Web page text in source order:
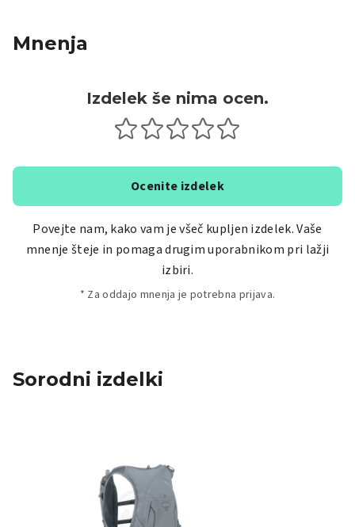
Mnenja
Izdelek še nima ocen.
Ocenite izdelek
Povejte nam, kako vam je všeč kupljen izdelek. Vaše
mnenje šteje in pomaga drugim uporabnikom pri lažji
izbiri.
* Za oddajo mnenja je potrebna prijava.
Sorodni izdelki